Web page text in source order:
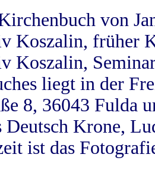
von
Koszalin, früher
Koszalin,
liegt in der
8, 36043 Fulda
Deutsch Krone,
ist das